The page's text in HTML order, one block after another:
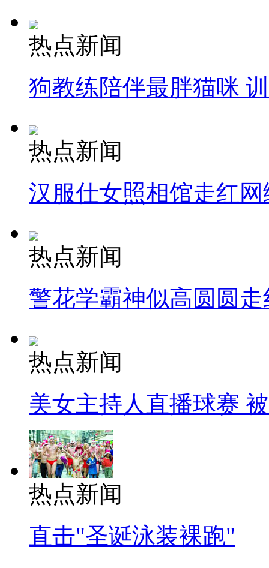
热点新闻
狗教练陪伴最胖猫咪
热点新闻
汉服仕女照相馆走红网
热点新闻
警花学霸神似高圆圆走
热点新闻
美女主持人直播球赛
热点新闻
直击"圣诞泳装裸跑"